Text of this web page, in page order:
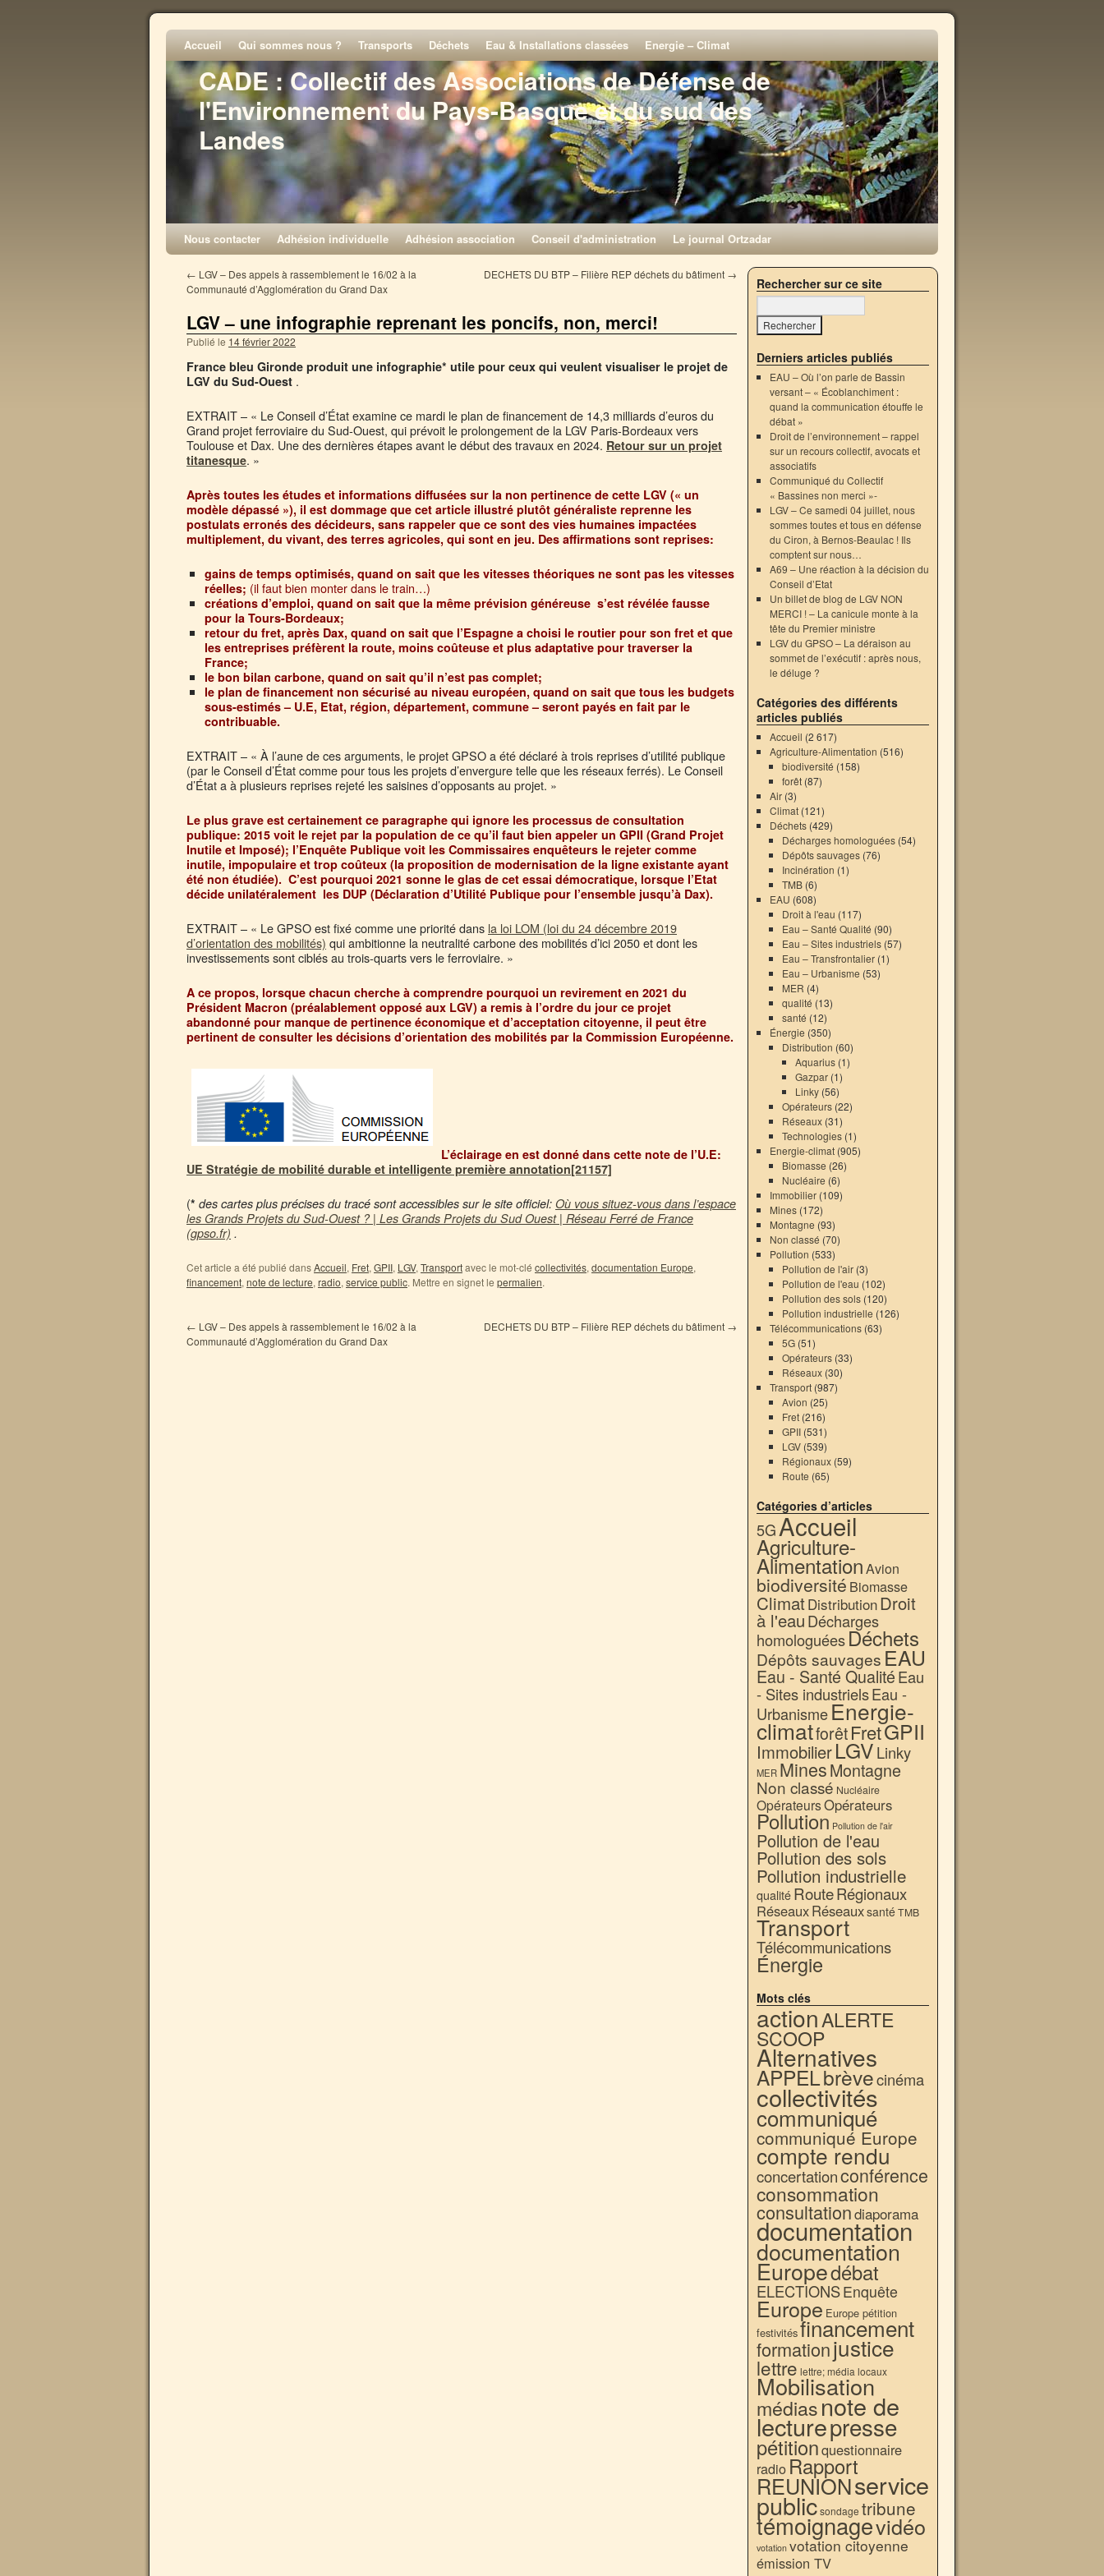
CADE : Collectif des Associations de Défense de
l'Environnement du Pays-Basque et du sud des
Landes
Accueil Qui sommes nous ? Transports Déchets Eau & Installations classées Energie – Climat
Nous contacter Adhésion individuelle Adhésion association Conseil d'administration Le journal Ortzadar
← LGV – Des appels à rassemblement le 16/02 à la
Communauté d’Agglomération du Grand Dax
DECHETS DU BTP – Filière REP déchets du bâtiment →
LGV – une infographie reprenant les poncifs, non, merci!
Publié le 14 février 2022
France bleu Gironde produit une infographie* utile pour ceux qui veulent visualiser le projet de
LGV du Sud-Ouest .
EXTRAIT – « Le Conseil d’État examine ce mardi le plan de financement de 14,3 milliards d’euros du
Grand projet ferroviaire du Sud-Ouest, qui prévoit le prolongement de la LGV Paris-Bordeaux vers
Toulouse et Dax. Une des dernières étapes avant le début des travaux en 2024. Retour sur un projet
titanesque. »
Après toutes les études et informations diffusées sur la non pertinence de cette LGV (« un
modèle dépassé »), il est dommage que cet article illustré plutôt généraliste reprenne les
postulats erronés des décideurs, sans rappeler que ce sont des vies humaines impactées
multiplement, du vivant, des terres agricoles, qui sont en jeu. Des affirmations sont reprises:
gains de temps optimisés, quand on sait que les vitesses théoriques ne sont pas les vitesses
réelles; (il faut bien monter dans le train…)
créations d’emploi, quand on sait que la même prévision généreuse s’est révélée fausse
pour la Tours-Bordeaux;
retour du fret, après Dax, quand on sait que l’Espagne a choisi le routier pour son fret et que
les entreprises préfèrent la route, moins coûteuse et plus adaptative pour traverser la
France;
le bon bilan carbone, quand on sait qu’il n’est pas complet;
le plan de financement non sécurisé au niveau européen, quand on sait que tous les budgets
sous-estimés – U.E, Etat, région, département, commune – seront payés en fait par le
contribuable.
EXTRAIT – « À l’aune de ces arguments, le projet GPSO a été déclaré à trois reprises d’utilité publique
(par le Conseil d’État comme pour tous les projets d’envergure telle que les réseaux ferrés). Le Conseil
d’État a à plusieurs reprises rejeté les saisines d’opposants au projet. »
Le plus grave est certainement ce paragraphe qui ignore les processus de consultation
publique: 2015 voit le rejet par la population de ce qu’il faut bien appeler un GPII (Grand Projet
Inutile et Imposé); l’Enquête Publique voit les Commissaires enquêteurs le rejeter comme
inutile, impopulaire et trop coûteux (la proposition de modernisation de la ligne existante ayant
été non étudiée). C’est pourquoi 2021 sonne le glas de cet essai démocratique, lorsque l’Etat
décide unilatéralement les DUP (Déclaration d’Utilité Publique pour l’ensemble jusqu’à Dax).
EXTRAIT – « Le GPSO est fixé comme une priorité dans la loi LOM (loi du 24 décembre 2019
d’orientation des mobilités) qui ambitionne la neutralité carbone des mobilités d’ici 2050 et dont les
investissements sont ciblés au trois-quarts vers le ferroviaire. »
A ce propos, lorsque chacun cherche à comprendre pourquoi un revirement en 2021 du
Président Macron (préalablement opposé aux LGV) a remis à l’ordre du jour ce projet
abandonné pour manque de pertinence économique et d’acceptation citoyenne, il peut être
pertinent de consulter les décisions d’orientation des mobilités par la Commission Européenne.
L’éclairage en est donné dans cette note de l’U.E:
UE Stratégie de mobilité durable et intelligente première annotation[21157]
(* des cartes plus précises du tracé sont accessibles sur le site officiel: Où vous situez-vous dans l’espace
les Grands Projets du Sud-Ouest ? | Les Grands Projets du Sud Ouest | Réseau Ferré de France
(gpso.fr) .
Cet article a été publié dansAccueil, Fret, GPII, LGV, Transportavec le mot-clé collectivités, documentation Europe,
financement, note de lecture, radio, service public. Mettre en signet le permalien.
← LGV – Des appels à rassemblement le 16/02 à la
Communauté d’Agglomération du Grand Dax
DECHETS DU BTP – Filière REP déchets du bâtiment →
Rechercher sur ce site
Derniers articles publiés
EAU – Où l’on parle de Bassin
versant – « Écoblanchiment :
quand la communication étouffe le
débat »
Droit de l’environnement – rappel
sur un recours collectif, avocats et
associatifs
Communiqué du Collectif
« Bassines non merci »-
LGV – Ce samedi 04 juillet, nous
sommes toutes et tous en défense
du Ciron, à Bernos-Beaulac ! Ils
comptent sur nous…
A69 – Une réaction à la décision du
Conseil d’Etat
Un billet de blog de LGV NON
MERCI ! – La canicule monte à la
tête du Premier ministre
LGV du GPSO – La déraison au
sommet de l’exécutif : après nous,
le déluge ?
Catégories des différents
articles publiés
Accueil (2 617)
Agriculture-Alimentation (516)
biodiversité (158)
forêt (87)
Air(3)
Climat(121)
Déchets(429)
Décharges homologuées (54)
Dépôts sauvages (76)
Incinération (1)
TMB (6)
EAU (608)
Droit à l'eau (117)
Eau – Santé Qualité (90)
Eau – Sites industriels (57)
Eau – Transfrontalier (1)
Eau – Urbanisme (53)
MER (4)
qualité (13)
santé (12)
Énergie (350)
Distribution (60)
Aquarius(1)
Gazpar(1)
Linky(56)
Opérateurs (22)
Réseaux (31)
Technologies (1)
Energie-climat(905)
Biomasse (26)
Nucléaire (6)
Immobilier(109)
Mines(172)
Montagne (93)
Non classé (70)
Pollution (533)
Pollution de l'air (3)
Pollution de l'eau (102)
Pollution des sols (120)
Pollution industrielle (126)
Télécommunications(63)
5G (51)
Opérateurs (33)
Réseaux (30)
Transport(987)
Avion (25)
Fret (216)
GPII (531)
LGV (539)
Régionaux (59)
Route (65)
Catégories d’articles
5GAccueil
Agriculture-
AlimentationAvion
biodiversité Biomasse
ClimatDistributionDroit
à l'eauDécharges
homologuéesDéchets
Dépôts sauvages EAU
Eau - Santé QualitéEau
- Sites industrielsEau -
UrbanismeEnergie-
climatforêtFretGPII
ImmobilierLGVLinky
MER MinesMontagne
Non classé Nucléaire
OpérateursOpérateurs
Pollution Pollution de l'air
Pollution de l'eau
Pollution des sols
Pollution industrielle
qualité RouteRégionaux
RéseauxRéseauxsantéTMB
Transport
Télécommunications
Énergie
Mots clés
actionALERTE
SCOOP
Alternatives
APPELbrèvecinéma
collectivités
communiqué
communiqué Europe
compte rendu
concertationconférence
consommation
consultationdiaporama
documentation
documentation
Europedébat
ELECTIONSEnquête
Europe Europe pétition
festivitésfinancement
formationjustice
lettre lettre; média locaux
Mobilisation
médiasnote de
lecturepresse
pétitionquestionnaire
radio Rapport
REUNIONservice
publicsondage tribune
témoignagevidéo
votation votation citoyenne
émission TV